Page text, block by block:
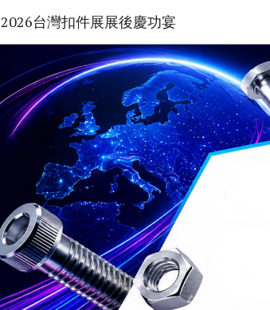
2026台灣扣件展展後慶功宴